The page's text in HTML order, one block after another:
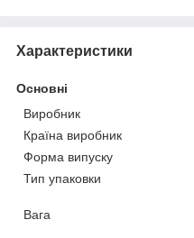
Характеристики
Основні
Виробник
Країна виробник
Форма випуску
Тип упаковки
Вага